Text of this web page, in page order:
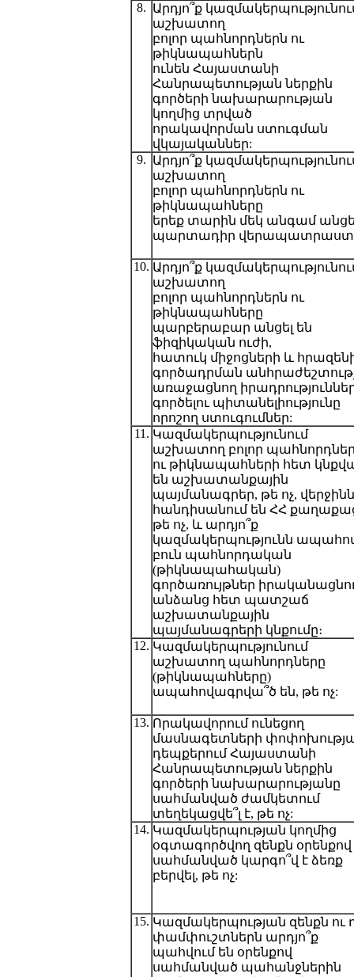
8. Արդյո՞ք
աշխատող
բոլոր պահնորդներն ու
թիկնապահներն
ունեն Հայաստանի
Հանրապետության ներքին
գործերի նախարարության
կողմից տրված
որակավորման ստուգման
վկայականներ:
9. Արդյո՞ք
աշխատող
բոլոր պահնորդներն ու
թիկնապահները
երեք տարին մեկ անգամ
պարտադիր
10. Արդյո՞ք
աշխատող
բոլոր պահնորդներն ու
թիկնապահները
պարբերաբար անցել են
ֆիզիկական ուժի,
հատուկ միջոցների և
գործադրման
առաջացնող
գործելու պիտանելիությունը
որոշող ստուգումներ:
11. Կազմակերպությունում
աշխատող բոլոր
ու թիկնապահների հետ
են աշխատանքային
պայմանագրեր, թե ոչ,
հանդիսանում են ՀՀ
թե ոչ, և արդյո՞ք
կազմակերպությունն
բուն պահնորդական
(թիկնապահական)
գործառույթներ
անձանց հետ պատշաճ
աշխատանքային
պայմանագրերի կնքումը։
12. Կազմակերպությունում
աշխատող պահնորդները
(թիկնապահները)
ապահովագրվա՞ծ են, թե ոչ:
13. Որակավորում ունեցող
մասնագետների
դեպքերում Հայաստանի
Հանրապետության ներքին
գործերի նախարարությանը
սահմանված ժամկետում
տեղեկացվե՞լ է, թե ոչ:
14. Կազմակերպության կողմից
օգտագործվող զենքն օրենքով
սահմանված կարգո՞վ է ձեռք
բերվել, թե ոչ:
15. Կազմակերպության զենքն ու
փամփուշտներն արդյո՞ք
պահվում են օրենքով
սահմանված պահանջներին